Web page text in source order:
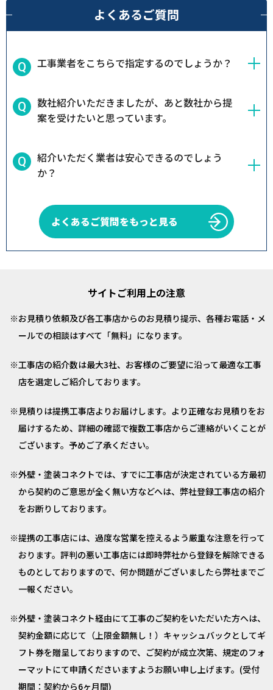
よくあるご質問
工事業者をこちらで指定するのでしょうか？
数社紹介いただきましたが、あと数社から提
案を受けたいと思っています。
紹介いただく業者は安心できるのでしょう
か？
よくあるご質問をもっと見る
サイトご利用上の注意
お見積り依頼及び各工事店からのお見積り提示、各種お電話・メ
ールでの相談はすべて「無料」になります。
工事店の紹介数は最大3社、お客様のご要望に沿って最適な工事
店を選定しご紹介しております。
見積りは提携工事店よりお届けします。より正確なお見積りをお
届けするため、詳細の確認で複数工事店からご連絡がいくことが
ございます。予めご了承ください。
外壁・塗装コネクトでは、すでに工事店が決定されている方最初
から契約のご意思が全く無い方などへは、弊社登録工事店の紹介
をお断りしております。
提携の工事店には、過度な営業を控えるよう厳重な注意を行って
おります。評判の悪い工事店には即時弊社から登録を解除できる
ものとしておりますので、何か問題がございましたら弊社までご
一報ください。
外壁・塗装コネクト経由にて工事のご契約をいただいた方へは、
契約金額に応じて（上限金額無し！）キャッシュバックとしてギ
フト券を贈呈しておりますので、ご契約が成立次第、規定のフォ
ーマットにて申請くださいますようお願い申し上げます。(受付
期間：契約から6ヶ月間)